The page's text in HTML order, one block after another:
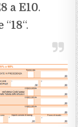
a E10.
“18“.